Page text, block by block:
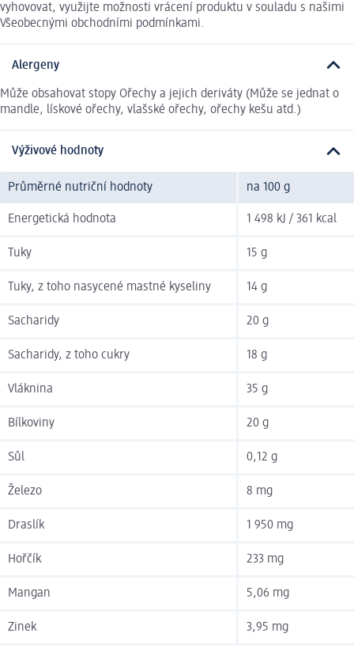
vyhovovat, využijte možnosti vrácení produktu v souladu s našimi
Všeobecnými obchodními podmínkami.
Alergeny
Může obsahovat stopy Ořechy a jejich deriváty (Může se jednat o
mandle, lískové ořechy, vlašské ořechy, ořechy kešu atd.)
Výživové hodnoty
Průměrné nutriční hodnoty na 100 g
Energetická hodnota 1 498 kJ / 361 kcal
Tuky 15 g
Tuky, z toho nasycené mastné kyseliny 14 g
Sacharidy 20 g
Sacharidy, z toho cukry 18 g
Vláknina 35 g
Bílkoviny 20 g
Sůl 0,12 g
Železo 8 mg
Draslík 1 950 mg
Hořčík 233 mg
Mangan 5,06 mg
Zinek 3,95 mg